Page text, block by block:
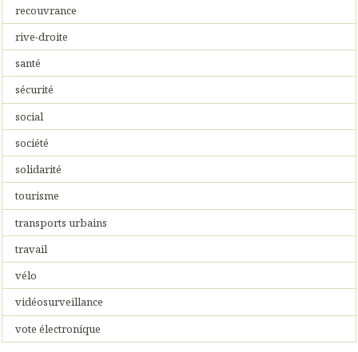
recouvrance
rive-droite
santé
sécurité
social
société
solidarité
tourisme
transports urbains
travail
vélo
vidéosurveillance
vote électronique